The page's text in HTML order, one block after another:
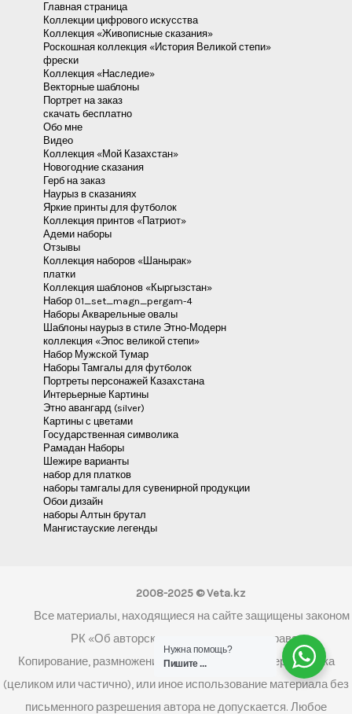
Главная страница
Коллекции цифрового искусства
Коллекция «Живописные сказания»
Роскошная коллекция «История Великой степи»
фрески
Коллекция «Наследие»
Векторные шаблоны
Портрет на заказ
скачать бесплатно
Обо мне
Видео
Коллекция «Мой Казахстан»
Новогодние сказания
Герб на заказ
Наурыз в сказаниях
Яркие принты для футболок
Коллекция принтов «Патриот»
Адеми наборы
Отзывы
Коллекция наборов «Шанырак»
платки
Коллекция шаблонов «Кыргызстан»
Набор 01_set_magn_pergam-4
Наборы Акварельные овалы
Шаблоны наурыз в стиле Этно-Модерн
коллекция «Эпос великой степи»
Набор Мужской Тумар
Наборы Тамгалы для футболок
Портреты персонажей Казахстана
Интерьерные Картины
Этно авангард (silver)
Картины с цветами
Государственная символика
Рамадан Наборы
Шежире варианты
набор для платков
наборы тамгалы для сувенирной продукции
Обои дизайн
наборы Алтын брутал
Мангистауские легенды
2008-2025 © Veta.kz
Все материалы, находящиеся на сайте защищены законом
РК «Об авторском праве и смежных правах»
Копирование, размножение, распространение, перепечатка
(целиком или частично), или иное использование материала без
письменного разрешения автора не допускается. Любое
Нужна помощь?
Пишите ...